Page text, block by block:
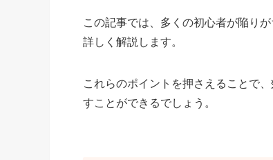
この記事では、多くの初心者が陥りが
詳しく解説します。
これらのポイントを押さえることで
すことができるでしょう。